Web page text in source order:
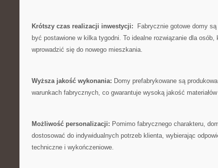
Krótszy czas realizacji inwestycji:
Fabrycznie gotowe domy
być postawione w kilka ​tygodni. To idealne rozwiązanie dla
wprowadzić⁤ się do nowego⁤ mieszkania.
Wyższa⁣ jakość⁤ wykonania: Domy⁣ prefabrykowane ‍są
warunkach fabrycznych, co gwarantuje wysoką jakość
Możliwość personalizacji: Pomimo fabrycznego‌ charakteru,
dostosować do indywidualnych ‍potrzeb klienta, ⁤wybierając⁤
techniczne i wykończeniowe.